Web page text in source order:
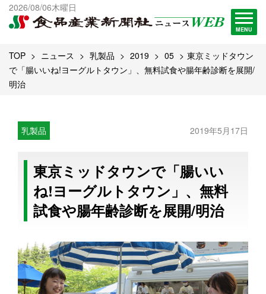
2026/08/06木曜日
MENU
出版物一覧へ
試読・購読申し込み
TOP ニュース 乳製品 2019 05
東京ミッドタウン
で「腸いいね!ヨーグルトタウン」、無料試食や腸年齢診断を展開/
明治
乳製品 2019年5月17日
東京ミッドタウンで「腸いい
ね!ヨーグルトタウン」、無料
試食や腸年齢診断を展開/明治